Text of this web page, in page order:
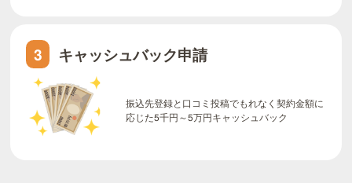
3 キャッシュバック申請
振込先登録と口コミ投稿でもれなく契約金額に
応じた5千円～5万円キャッシュバック